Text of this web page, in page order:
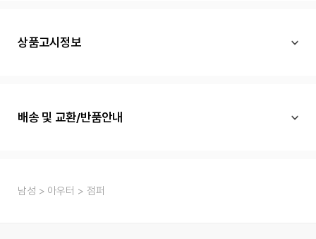
상품고시정보
배송 및 교환/반품안내
남성 아우터 점퍼